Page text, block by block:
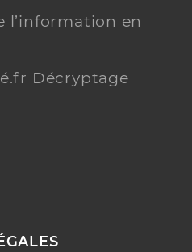
l’information en
Décryptage